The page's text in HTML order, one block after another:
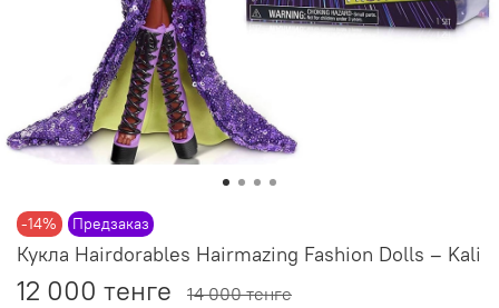
-14% Предзаказ
Кукла Hairdorables Hairmazing Fashion Dolls – Kali
12 000 тенге 14 000 тенге